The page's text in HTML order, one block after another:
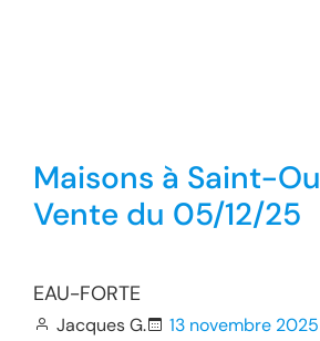
Maisons à Saint-
Vente du 05/12/25
EAU-FORTE
Jacques G. 13 novembre 2025